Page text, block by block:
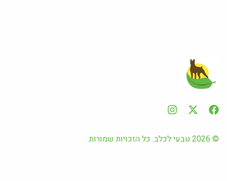
© 2026 טבעי לכלב. כל הזכויות שמורות.